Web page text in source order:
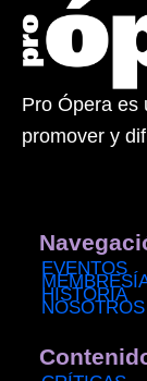
Pro Ópera es
promover y
EVENTOS
HISTORIA
NOSOTROS